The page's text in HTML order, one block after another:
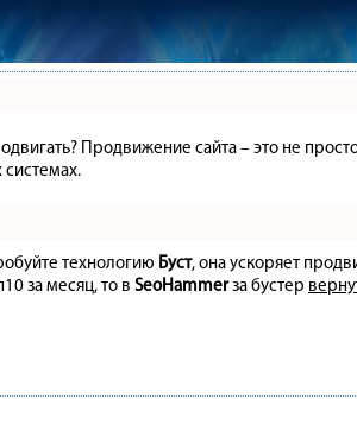
Продвижение сайта – это не
технологию Буст, она ускоряет
за месяц, то в SeoHammerза бустер